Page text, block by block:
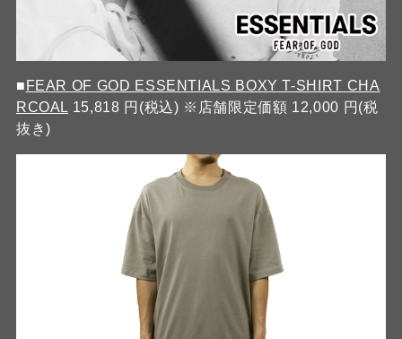
■ FEAR OF GOD ESSENTIALS BOXY T-SHIRT CHA
RCOAL 15,818 円(税込) ※店舗限定価額 12,000 円(税
抜き)